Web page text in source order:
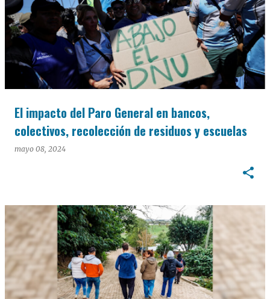
El impacto del Paro General en bancos,
colectivos, recolección de residuos y escuelas
mayo 08, 2024